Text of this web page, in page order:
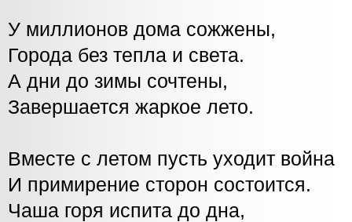
У миллионов дома сожжены,
Города без тепла и света.
А дни до зимы сочтены,
Завершается жаркое лето.
Вместе с летом пусть уходит война
И примирение сторон состоится.
Чаша горя испита до дна,